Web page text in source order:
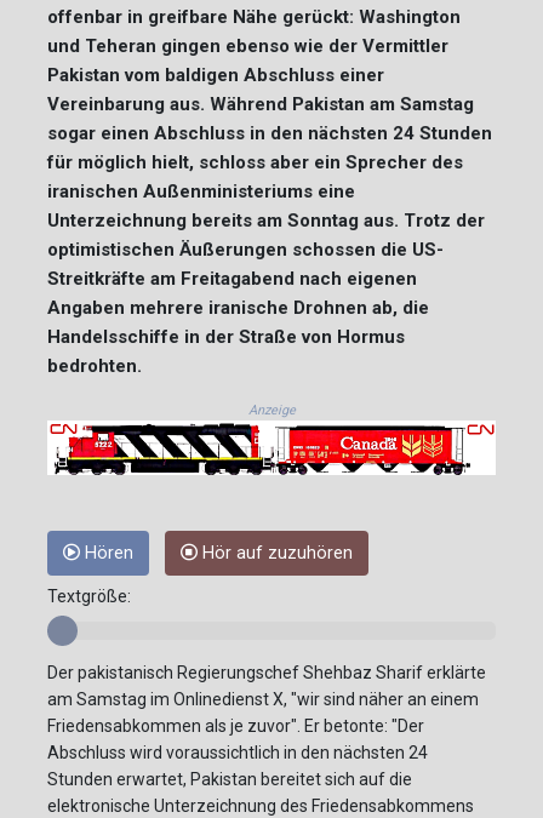
offenbar in greifbare Nähe gerückt: Washington
und Teheran gingen ebenso wie der Vermittler
Pakistan vom baldigen Abschluss einer
Vereinbarung aus. Während Pakistan am Samstag
sogar einen Abschluss in den nächsten 24 Stunden
für möglich hielt, schloss aber ein Sprecher des
iranischen Außenministeriums eine
Unterzeichnung bereits am Sonntag aus. Trotz der
optimistischen Äußerungen schossen die US-
Streitkräfte am Freitagabend nach eigenen
Angaben mehrere iranische Drohnen ab, die
Handelsschiffe in der Straße von Hormus
bedrohten.
Anzeige
Hören Hör auf zuzuhören
Textgröße:
Der pakistanisch Regierungschef Shehbaz Sharif erklärte
am Samstag im Onlinedienst X, "wir sind näher an einem
Friedensabkommen als je zuvor". Er betonte: "Der
Abschluss wird voraussichtlich in den nächsten 24
Stunden erwartet, Pakistan bereitet sich auf die
elektronische Unterzeichnung des Friedensabkommens